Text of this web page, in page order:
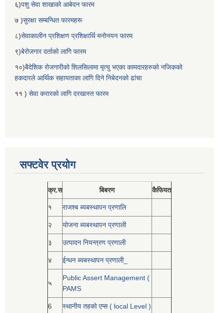
६)पशु सेवा शाखाको आबेदन फारम
७ )सुरक्षा सम्बन्धित फारमहरू
८)सेवाकालीन प्रशिक्षण प्रशिक्षार्थि मनोनयन फारम
९)बेरोजगार दर्ताको लागि फारम
१०)बैदेशिक रोजगारीको शिलसिलामा मृत्यु भएका कामदारहरुको नजिकको
हकदारले आर्थिक सहायताका लागि दिने निबेदनको ढांचा
११ ) सेवा करारको लागि दरखास्त फारम
सफ्टवेर प्रयोग
क्र.स बिबरण कैफियत
१ राजश्ब ब्यबस्थापन प्रणालि
२ योजना ब्यबस्थापन प्रणाली
३ उत्पादन नियन्त्रण प्रणाली
४ ईन्धन ब्यबस्थापन प्रणाली_
५
Public Assert Management (
PAMS
6 स्थानीय तहको एप्स ( local Level )